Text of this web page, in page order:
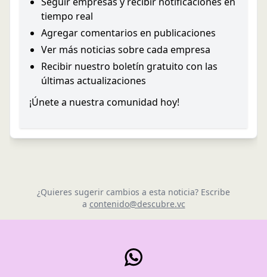
tiempo real
Agregar comentarios en publicaciones
Ver más noticias sobre cada empresa
Recibir nuestro boletín gratuito con las
últimas actualizaciones
¡Únete a nuestra comunidad hoy!
¿Quieres sugerir cambios a esta noticia? Escribe
a contenido@descubre.vc